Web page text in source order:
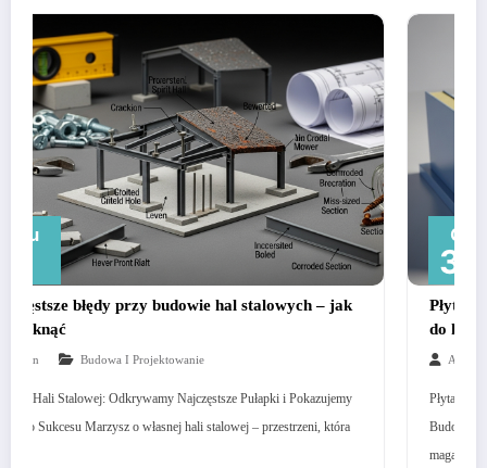
hal stalowych – jak
Pułapki i Pokazujemy
stalowej – przestrzeni, która
Gru
31
Płyta warstwowa czy blacha
Technologie I Materiały
Płyta Warstwowa czy Blacha Trapezowa:
Budowie Hali! Zastanawiasz się nad budową